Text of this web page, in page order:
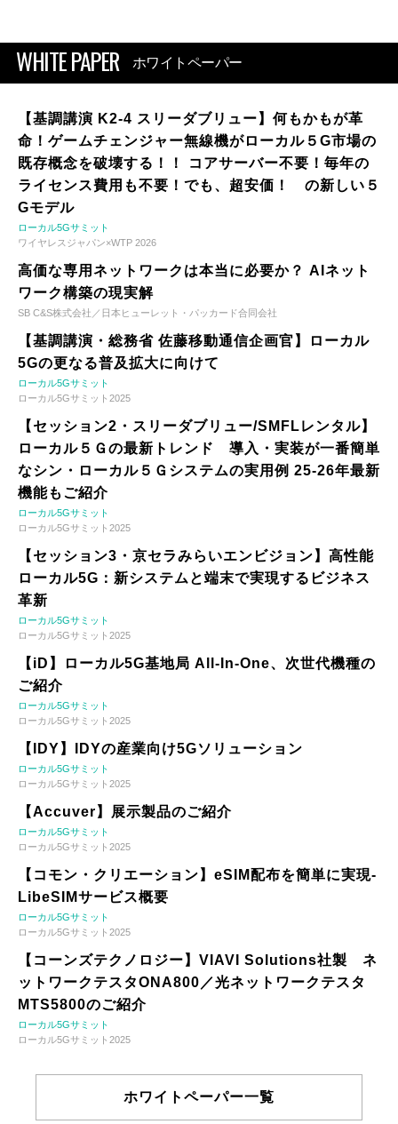
WHITE PAPER ホワイトペーパー
【基調講演 K2-4 スリーダブリュー】何もかもが革
命！ゲームチェンジャー無線機がローカル５G市場の
既存概念を破壊する！！ コアサーバー不要！毎年の
ライセンス費用も不要！でも、超安価！ の新しい５
Gモデル
ローカル5Gサミット
ワイヤレスジャパン×WTP 2026
高価な専用ネットワークは本当に必要か？ AIネット
ワーク構築の現実解
SB C&S株式会社／日本ヒューレット・パッカード合同会社
【基調講演・総務省 佐藤移動通信企画官】ローカル
5Gの更なる普及拡大に向けて
ローカル5Gサミット
ローカル5Gサミット2025
【セッション2・スリーダブリュー/SMFLレンタル】
ローカル５Ｇの最新トレンド 導入・実装が一番簡単
なシン・ローカル５Ｇシステムの実用例 25-26年最新
機能もご紹介
ローカル5Gサミット
ローカル5Gサミット2025
【セッション3・京セラみらいエンビジョン】高性能
ローカル5G：新システムと端末で実現するビジネス
革新
ローカル5Gサミット
ローカル5Gサミット2025
【iD】ローカル5G基地局 All-In-One、次世代機種の
ご紹介
ローカル5Gサミット
ローカル5Gサミット2025
【IDY】IDYの産業向け5Gソリューション
ローカル5Gサミット
ローカル5Gサミット2025
【Accuver】展示製品のご紹介
ローカル5Gサミット
ローカル5Gサミット2025
【コモン・クリエーション】eSIM配布を簡単に実現-
LibeSIMサービス概要
ローカル5Gサミット
ローカル5Gサミット2025
【コーンズテクノロジー】VIAVI Solutions社製 ネ
ットワークテスタONA800／光ネットワークテスタ
MTS5800のご紹介
ローカル5Gサミット
ローカル5Gサミット2025
ホワイトペーパー一覧